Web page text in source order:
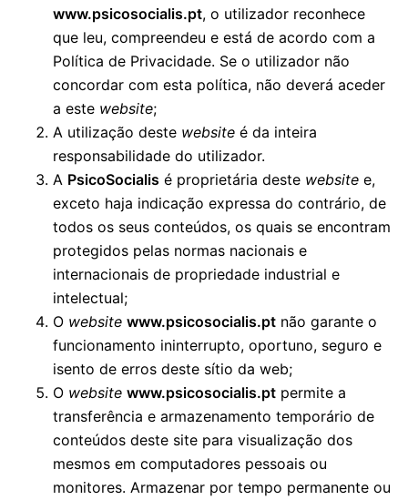
www.psicosocialis.pt, o utilizador reconhece
que leu, compreendeu e está de acordo com a
Política de Privacidade. Se o utilizador não
concordar com esta política, não deverá aceder
a este website;
A utilização deste website é da inteira
responsabilidade do utilizador.
A PsicoSocialis é proprietária deste website e,
exceto haja indicação expressa do contrário, de
todos os seus conteúdos, os quais se encontram
protegidos pelas normas nacionais e
internacionais de propriedade industrial e
intelectual;
O website www.psicosocialis.pt não garante o
funcionamento ininterrupto, oportuno, seguro e
isento de erros deste sítio da web;
O website www.psicosocialis.pt permite a
transferência e armazenamento temporário de
conteúdos deste site para visualização dos
mesmos em computadores pessoais ou
monitores. Armazenar por tempo permanente ou